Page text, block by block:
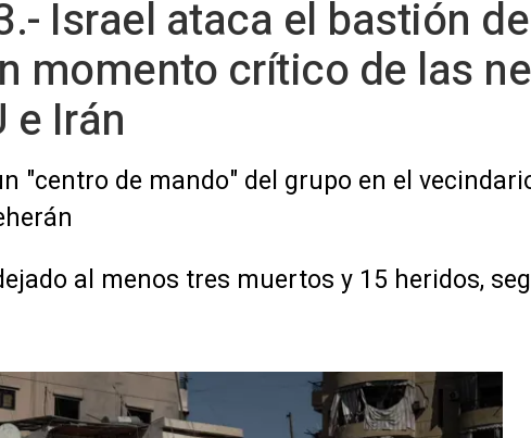
Israel ataca el bastión
momento crítico de las
e Irán
"centro de mando" del grupo en el
al menos tres muertos y 15 heridos,